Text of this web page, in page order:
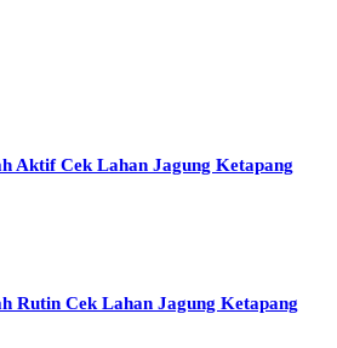
Aktif Cek Lahan Jagung Ketapang
Rutin Cek Lahan Jagung Ketapang